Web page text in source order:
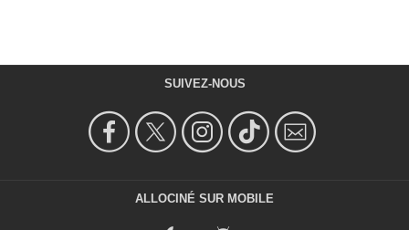
SUIVEZ-NOUS
ALLOCINÉ SUR MOBILE